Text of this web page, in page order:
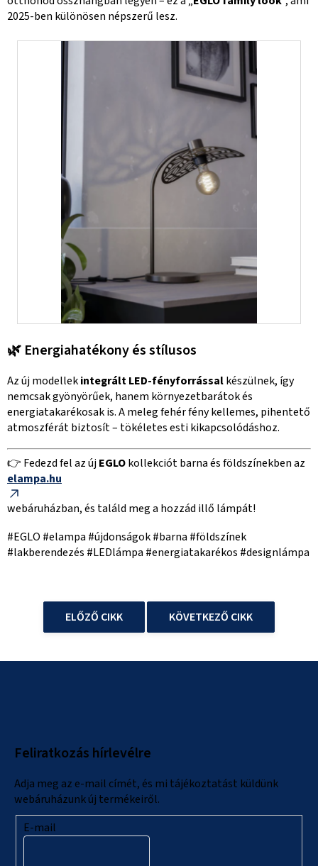
2025-ben különösen népszerű lesz.
🌿 Energiahatékony és stílusos
Az új modellekintegrált LED-fényforrássalkészülnek, így
nemcsak gyönyörűek, hanem környezetbarátok és
energiatakarékosak is. A meleg fehér fény kellemes, pihentető
atmoszférát biztosít – tökéletes esti kikapcsolódáshoz.
👉 Fedezd fel az újEGLOkollekciót barna és földszínekben az
elampa.hu
webáruházban, és találd meg a hozzád illő lámpát!
#EGLO #elampa #újdonságok #barna #földszínek
#lakberendezés #LEDlámpa #energiatakarékos #designlámpa
ELŐZŐ CIKK KÖVETKEZŐ CIKK
Feliratkozás hírlevélre
Adja meg az e-mail címét, és mi tájékoztatást küldünk
webáruházunk új termékeiről.
E-mail